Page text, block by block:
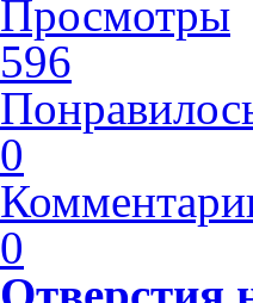
Просмотры
596
0
0